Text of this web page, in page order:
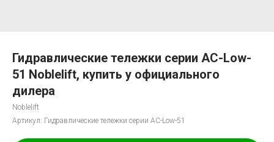
Гидравлические тележки серии AC-Low-
51 Noblelift, купить у официального
дилера
Noblelift
Артикул: Гидравлические тележки серии AC-Low-51